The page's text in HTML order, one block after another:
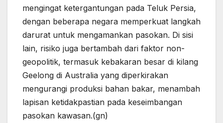
mengingat ketergantungan pada Teluk Persia,
dengan beberapa negara memperkuat langkah
darurat untuk mengamankan pasokan. Di sisi
lain, risiko juga bertambah dari faktor non-
geopolitik, termasuk kebakaran besar di kilang
Geelong di Australia yang diperkirakan
mengurangi produksi bahan bakar, menambah
lapisan ketidakpastian pada keseimbangan
pasokan kawasan.(gn)